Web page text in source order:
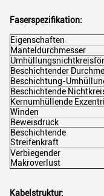
Faserspezifikation:
Eigenschaften
Manteldurchmesser
Beschichtender
Beschichtung-
Beschichtende
Kernumhüllende
Winden
Beweisdruck
Beschichtende
Streifenkraft
Verbiegender
Makroverlust
Kabelstruktur: